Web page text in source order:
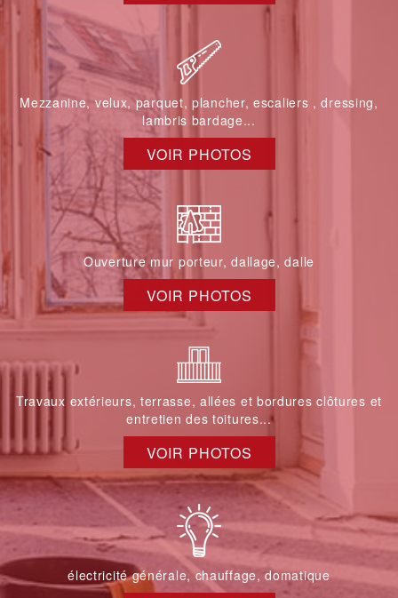
Mezzanine, velux, parquet, plancher, escaliers , dressing,
lambris bardage...
VOIR PHOTOS
Ouverture mur porteur, dallage, dalle
VOIR PHOTOS
Travaux extérieurs, terrasse, allées et bordures clôtures et
entretien des toitures...
VOIR PHOTOS
électricité générale, chauffage, domatique